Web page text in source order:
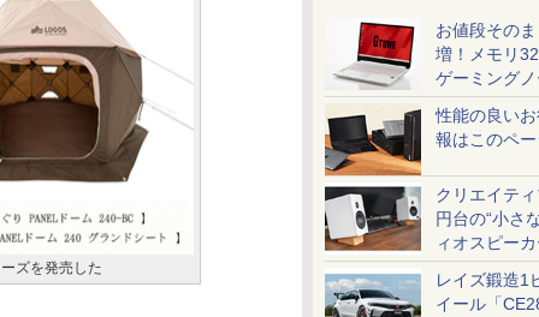
お値段その
増！メモリ
ゲーミングノ
性能の良い
報はこのペー
クリエイテ
円台の“小さ
ィオスピーカ
レイズ鍛造1
イール「
ズを発売した